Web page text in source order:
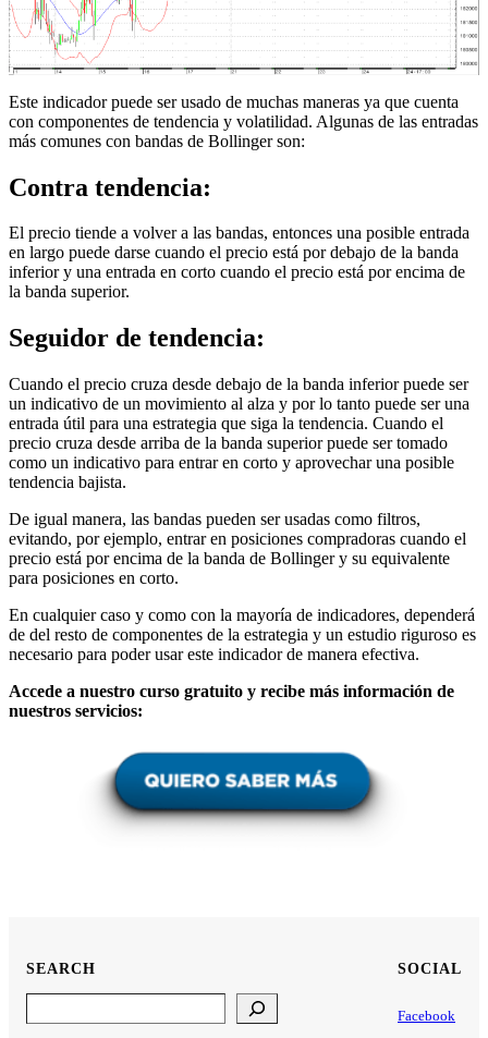
Este indicador puede ser usado de muchas maneras ya que cuenta
con componentes de tendencia y volatilidad. Algunas de las entradas
más comunes con bandas de Bollinger son:
Contra tendencia:
El precio tiende a volver a las bandas, entonces una posible entrada
en largo puede darse cuando el precio está por debajo de la banda
inferior y una entrada en corto cuando el precio está por encima de
la banda superior.
Seguidor de tendencia:
Cuando el precio cruza desde debajo de la banda inferior puede ser
un indicativo de un movimiento al alza y por lo tanto puede ser una
entrada útil para una estrategia que siga la tendencia. Cuando el
precio cruza desde arriba de la banda superior puede ser tomado
como un indicativo para entrar en corto y aprovechar una posible
tendencia bajista.
De igual manera, las bandas pueden ser usadas como filtros,
evitando, por ejemplo, entrar en posiciones compradoras cuando el
precio está por encima de la banda de Bollinger y su equivalente
para posiciones en corto.
En cualquier caso y como con la mayoría de indicadores, dependerá
de del resto de componentes de la estrategia y un estudio riguroso es
necesario para poder usar este indicador de manera efectiva.
Accede a nuestro curso gratuito y recibe más información de
nuestros servicios:
SEARCH SOCIAL
Facebook